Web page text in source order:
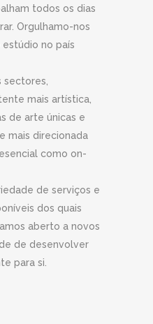
todos os dias
Orgulhamo-nos
no país
sectores,
mais artística,
de arte únicas e
mais direcionada
como on-
de serviços e
dos quais
aberto a novos
de desenvolver
para si.